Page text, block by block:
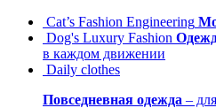
Cat’s Fashion Engineering
Dog's Luxury Fashion
в каждом движении
Daily clothes
Повседневная одежда –